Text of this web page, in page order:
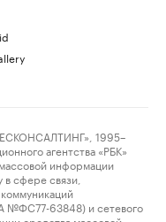
1995–
агентства «РБК»
информации
сфере связи,
№ФС77-63848) и сетевого